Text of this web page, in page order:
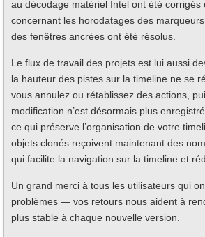
au décodage matériel Intel ont été corrigés
concernant les horodatages des
des fenêtres ancrées ont été résolus.
Le flux de travail des projets est lui aussi
la hauteur des pistes sur la timeline ne se
vous annulez ou rétablissez des actions,
modification n’est désormais plus
ce qui préserve l’organisation de votre
objets clonés reçoivent maintenant des
qui facilite la navigation sur la timeline et
Un grand merci à tous les utilisateurs qui
problèmes — vos retours nous aident à
plus stable à chaque nouvelle version.